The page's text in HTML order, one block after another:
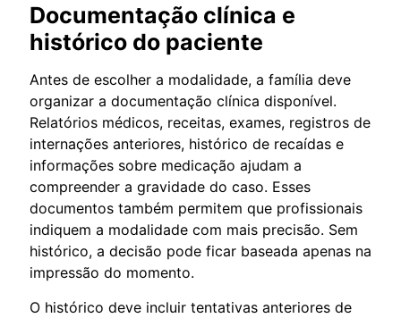
Documentação clínica e
histórico do paciente
Antes de escolher a modalidade, a família deve
organizar a documentação clínica disponível.
Relatórios médicos, receitas, exames, registros de
internações anteriores, histórico de recaídas e
informações sobre medicação ajudam a
compreender a gravidade do caso. Esses
documentos também permitem que profissionais
indiquem a modalidade com mais precisão. Sem
histórico, a decisão pode ficar baseada apenas na
impressão do momento.
O histórico deve incluir tentativas anteriores de